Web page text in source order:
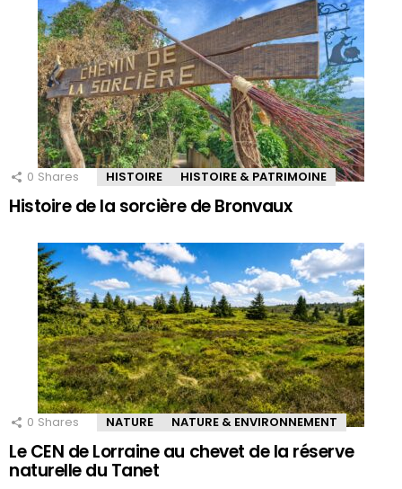
0 Shares HISTOIRE HISTOIRE & PATRIMOINE
Histoire de la sorcière de Bronvaux
0 Shares NATURE NATURE & ENVIRONNEMENT
Le CEN de Lorraine au chevet de la réserve
naturelle du Tanet